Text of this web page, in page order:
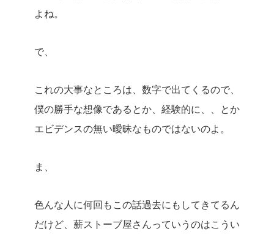
よね。
で、
これの大事なところは、数字で出てくるので、
僕の勝手な想像であるとか、経験的に、、とか
エビデンスの無い曖昧なものではないのよ。
ま、
色んな人に何回もこの話過去にもしてきてるん
だけど、薪ストーブ屋さんっていうのはこうい